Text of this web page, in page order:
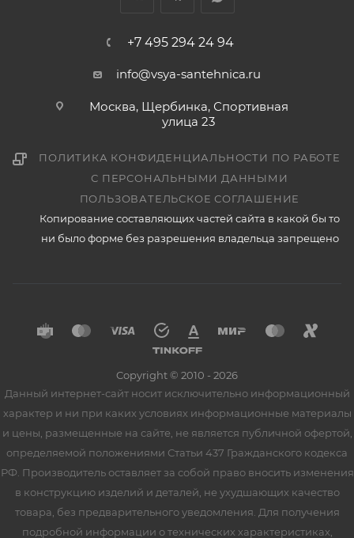
+7 495 294 24 94
info@vsya-santehnica.ru
Москва, Щербинка, Спортивная
улица 23
ПОЛИТИКА КОНФИДЕНЦИАЛЬНОСТИ ПО РАБОТЕ
С ПЕРСОНАЛЬНЫМИ ДАННЫМИ
ПОЛЬЗОВАТЕЛЬСКОЕ СОГЛАШЕНИЕ
Копирование составляющих частей сайта в какой бы то
ни было форме без разрешения владельца запрещено
Copyright © 2010 - 2026
Данный интернет-сайт носит исключительно информационный
характер и ни при каких условиях информационные материалы
и цены, размещенные на сайте, не является публичной офертой,
определяемой положениями Статьи 437 Гражданского кодекса
РФ. Производитель оставляет за собой право вносить изменения
в конструкцию изделий и деталей, не ухудшающих качество
товара, без предварительного уведомления. Для получения
подробной информации о технических характеристиках,